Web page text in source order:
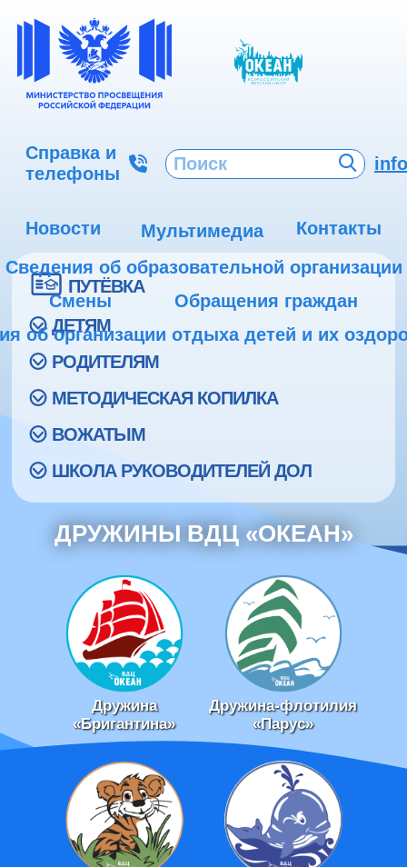
Справка и
телефоны
Новости Мультимедиа
Контакты
Сведения об образовательной организации
Смены
Обращения граждан
об организации отдыха детей и их
ПУТЁВКА
ДЕТЯМ
РОДИТЕЛЯМ
МЕТОДИЧЕСКАЯ КОПИЛКА
ВОЖАТЫМ
ШКОЛА РУКОВОДИТЕЛЕЙ ДОЛ
ДРУЖИНЫ ВДЦ «ОКЕАН»
Дружина
«Бригантина»
Дружина-флотилия
«Парус»